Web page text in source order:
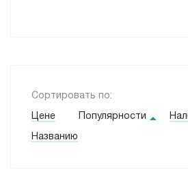
Сортировать по:
Цене Популярности
Названию